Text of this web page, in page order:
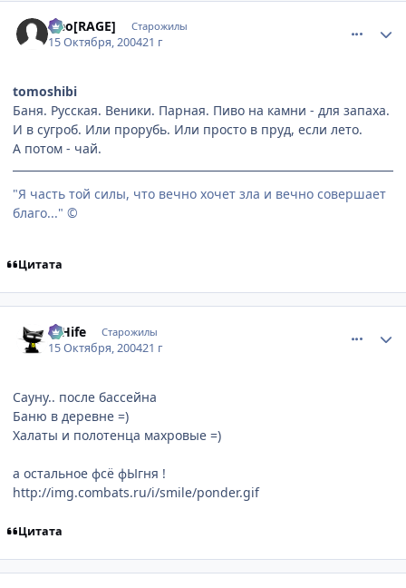
Neo[RAGE] Старожилы
15 Октября, 200421 г
tomoshibi
Баня. Русская. Веники. Парная. Пиво на камни - для запаха.
И в сугроб. Или прорубь. Или просто в пруд, если лето.
А потом - чай.
"Я часть той силы, что вечно хочет зла и вечно совершает
благо..." ©
Цитата
D'Hife Старожилы
15 Октября, 200421 г
Сауну.. после бассейна
Баню в деревне =)
Халаты и полотенца махровые =)
а остальное фсё фЫгня !
http://img.combats.ru/i/smile/ponder.gif
Цитата